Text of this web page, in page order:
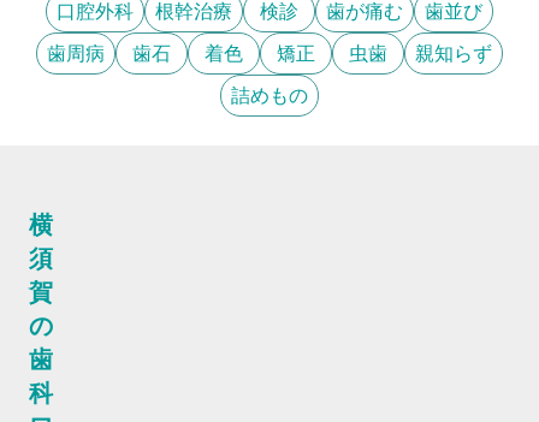
口腔外科 根幹治療 検診 歯が痛む 歯並び
歯周病 歯石 着色 矯正 虫歯 親知らず
詰めもの
横
須
賀
の
歯
科